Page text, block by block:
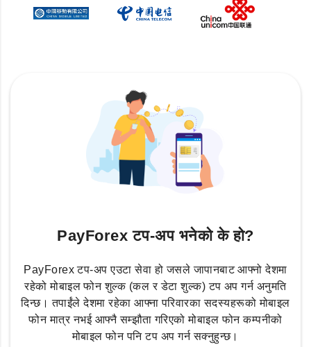
PayForex टप-अप भनेको के हो?
PayForex टप-अप एउटा सेवा हो जसले जापानबाट आफ्नो देशमा
रहेको मोबाइल फोन शुल्क (कल र डेटा शुल्क) टप अप गर्न अनुमति
दिन्छ। तपाईंले देशमा रहेका आफ्ना परिवारका सदस्यहरूको मोबाइल
फोन मात्र नभई आफ्नै सम्झौता गरिएको मोबाइल फोन कम्पनीको
मोबाइल फोन पनि टप अप गर्न सक्नुहुन्छ।